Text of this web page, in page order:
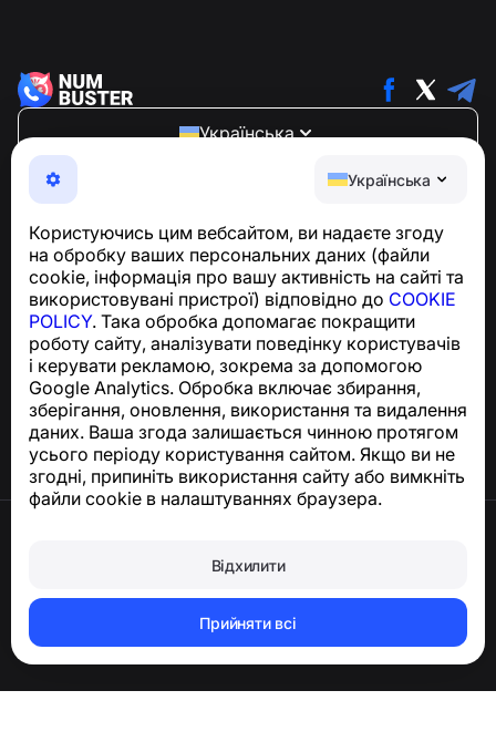
Українська
Користуючись цим вебсайтом, ви надаєте згоду
на обробку ваших персональних даних (файли
cookie, інформація про вашу активність на сайті та
використовувані пристрої) відповідно до COOKIE
POLICY. Така обробка допомагає покращити
роботу сайту, аналізувати поведінку користувачів
і керувати рекламою, зокрема за допомогою
Google Analytics. Обробка включає збирання,
зберігання, оновлення, використання та видалення
даних. Ваша згода залишається чинною протягом
усього періоду користування сайтом. Якщо ви не
згодні, припиніть використання сайту або вимкніть
файли cookie в налаштуваннях браузера.
Відхилити
Прийняти всі
Українська
NumBuster © 2013—2026 ·
support@numbuster.com
Зручний додаток, що захищає вас від телефонного
З питань відповідності GDPR:
support@numbuster.com
Центр допомоги
Новини та статті
Про проєкт
Контакти
Політика щодо файлів cookie
Видалення акаунта та персональних даних